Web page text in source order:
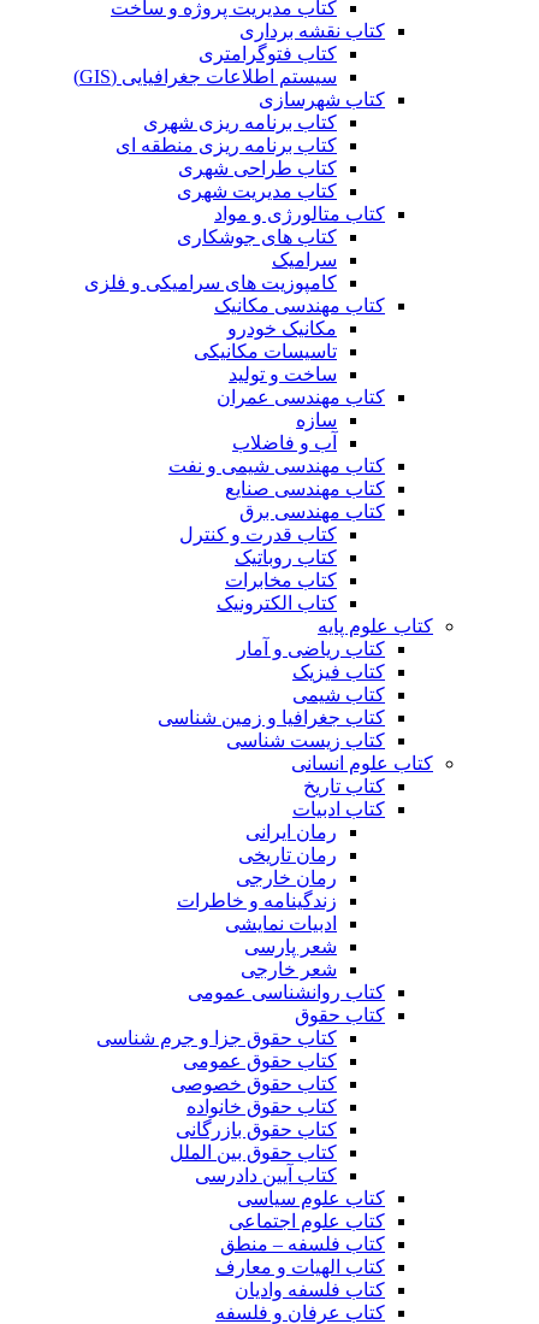
کتاب مدیریت پروژه و ساخت
کتاب نقشه برداری
کتاب فتوگرامتری
سیستم اطلاعات جغرافیایی (GIS)
کتاب شهرسازی
کتاب برنامه ریزی شهری
کتاب برنامه ریزی منطقه ای
کتاب طراحی شهری
کتاب مدیریت شهری
کتاب متالورژی و مواد
کتاب های جوشکاری
سرامیک
کامپوزیت های سرامیکی و فلزی
کتاب مهندسی مکانیک
مکانیک خودرو
تاسیسات مکانیکی
ساخت و تولید
کتاب مهندسی عمران
سازه
آب و فاضلاب
کتاب مهندسی شیمی و نفت
کتاب مهندسی صنایع
کتاب مهندسی برق
کتاب قدرت و کنترل
کتاب روباتیک
کتاب مخابرات
کتاب الکترونیک
کتاب علوم پایه
کتاب ریاضی و آمار
کتاب فیزیک
کتاب شیمی
کتاب جغرافیا و زمین شناسی
کتاب زیست شناسی
کتاب علوم انسانی
کتاب تاریخ
کتاب ادبیات
رمان ایرانی
رمان تاریخی
رمان خارجی
زندگینامه و خاطرات
ادبیات نمایشی
شعر پارسی
شعر خارجی
کتاب روانشناسی عمومی
کتاب حقوق
کتاب حقوق جزا و جرم شناسی
کتاب حقوق عمومی
کتاب حقوق خصوصی
کتاب حقوق خانواده
کتاب حقوق بازرگانی
کتاب حقوق بین الملل
کتاب آیین دادرسی
کتاب علوم سیاسی
کتاب علوم اجتماعی
کتاب فلسفه – منطق
کتاب الهیات و معارف
کتاب فلسفه وادیان
کتاب عرفان و فلسفه